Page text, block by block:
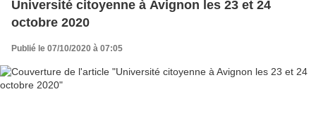
Université citoyenne à Avignon les 23 et 24
octobre 2020
Publié le 07/10/2020 à 07:05